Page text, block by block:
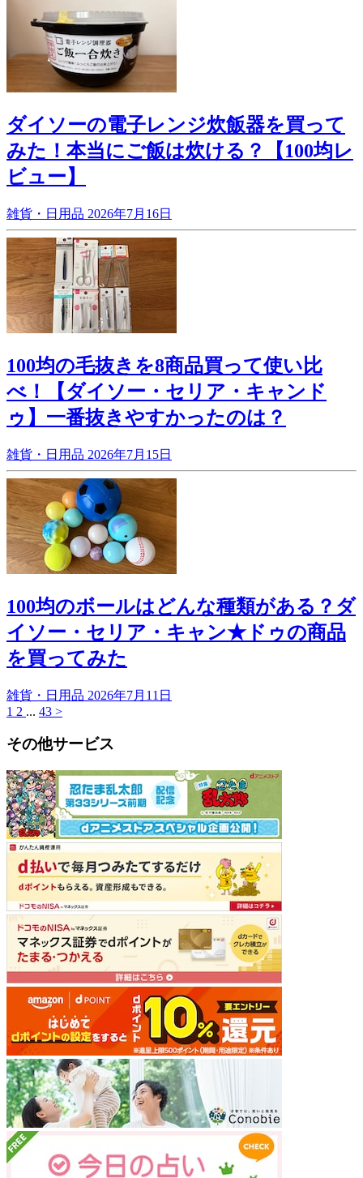
ダイソーの電子レンジ炊飯器を買って
みた！本当にご飯は炊ける？【100均レ
ビュー】
雑貨・日用品 2026年7月16日
100均の毛抜きを8商品買って使い比
べ！【ダイソー・セリア・キャンド
ゥ】一番抜きやすかったのは？
雑貨・日用品 2026年7月15日
100均のボールはどんな種類がある？ダ
イソー・セリア・キャン★ドゥの商品
を買ってみた
雑貨・日用品 2026年7月11日
1 2 ... 43 >
その他サービス